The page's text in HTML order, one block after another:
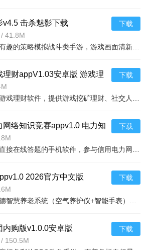
v4.5 击杀魅影下载
/ 41.8M
下载
理财appV1.03安卓版 游戏理
下载
网络知识竞赛appv1.0 电力知
题
下载
2026官方中文版 下载
内购版v1.0.0安卓版
/ 150.5M
下载